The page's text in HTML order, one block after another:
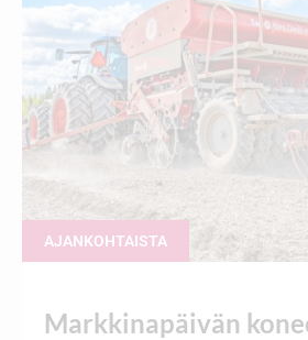
AJANKOHTAISTA
Markkinapäivän